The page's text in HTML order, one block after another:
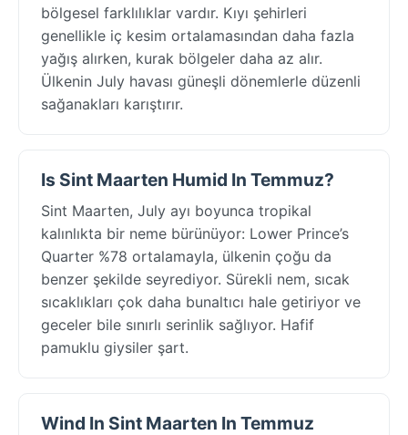
bölgesel farklılıklar vardır. Kıyı şehirleri
genellikle iç kesim ortalamasından daha fazla
yağış alırken, kurak bölgeler daha az alır.
Ülkenin July havası güneşli dönemlerle düzenli
sağanakları karıştırır.
Is Sint Maarten Humid In Temmuz?
Sint Maarten, July ayı boyunca tropikal
kalınlıkta bir neme bürünüyor: Lower Prince’s
Quarter %78 ortalamayla, ülkenin çoğu da
benzer şekilde seyrediyor. Sürekli nem, sıcak
sıcaklıkları çok daha bunaltıcı hale getiriyor ve
geceler bile sınırlı serinlik sağlıyor. Hafif
pamuklu giysiler şart.
Wind In Sint Maarten In Temmuz